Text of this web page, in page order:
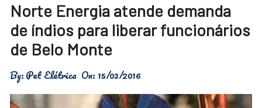
Norte Energia atende demanda
de índios para liberar funcionários
de Belo Monte
By:Pet Elétrica On: 15/03/2016